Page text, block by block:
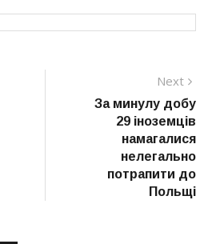
Next
post:
За минулу добу
29 іноземців
намагалися
нелегально
потрапити до
Польщі